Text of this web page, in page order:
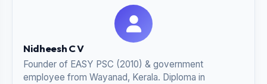
Nidheesh C V
Founder of EASY PSC (2010) & government
employee from Wayanad, Kerala. Diploma in